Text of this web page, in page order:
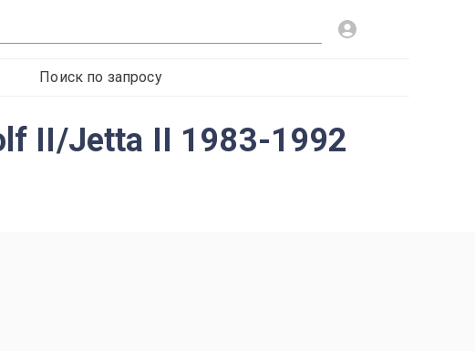
Поиск по запросу
II/Jetta II 1983-1992